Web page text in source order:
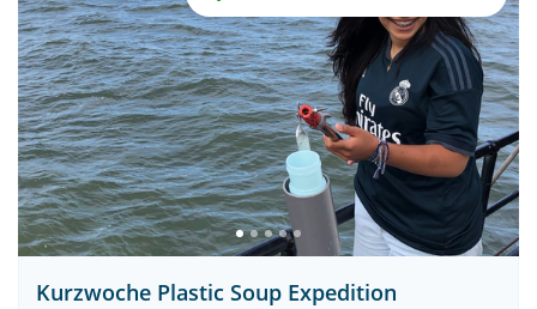
Kurzwoche Plastic Soup Expedition